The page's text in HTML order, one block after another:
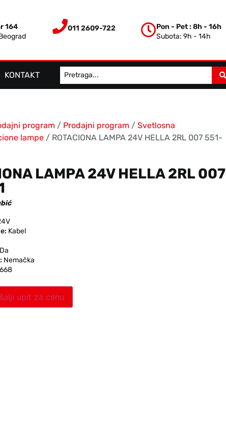
164
011 2609-722
Pon - Pet : 8h - 16h
Subota: 9h - 14h
KONTAKT
program / Prodajni program / Svetlosna
lampe / ROTACIONA LAMPA 24V HELLA 2RL 007 551-
LAMPA 24V HELLA 2RL 007
Kabel
Da
Nemačka
668
upit za cenu